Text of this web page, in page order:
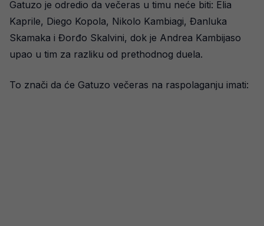
Gatuzo je odredio da večeras u timu neće biti: Elia
Kaprile, Diego Kopola, Nikolo Kambiagi, Đanluka
Skamaka i Đorđo Skalvini, dok je Andrea Kambijaso
upao u tim za razliku od prethodnog duela.
To znači da će Gatuzo večeras na raspolaganju imati: